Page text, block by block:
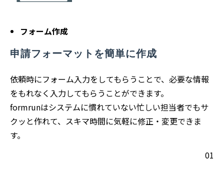
フォーム作成
申請フォーマットを簡単に作成
依頼時にフォーム入力をしてもらうことで、必要な情報
をもれなく入力してもらうことができます。
formrunはシステムに慣れていない忙しい担当者でもサ
クッと作れて、スキマ時間に気軽に修正・変更できま
す。
01